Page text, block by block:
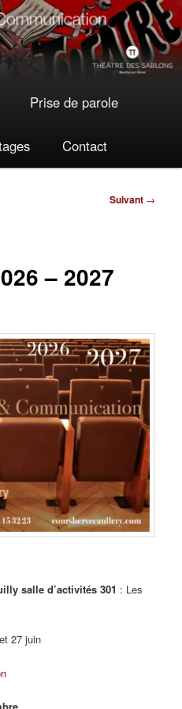
Prise de parole
Contact
Suivant →
– 2027
salle d’activités 301 : Les
27 juin